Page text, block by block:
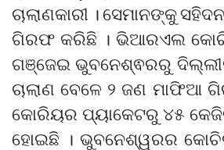
ଚାଲାଣକାରୀ । ସେମାନଙ୍କୁ
ଗିରଫ କରିଛି । ଭିଆରଏଲ
ଗଞ୍ଜେଇ ଭୁବନେଶ୍ଵରରୁ
ଚାଲାଣ ବେଳେ ୨ ଜଣ ମାଫିଆ
କୋରିୟର ପ୍ୟାକେଟରୁ ୪୫
ହୋଇଛି । ଭୁବନେଶ୍ୱରର